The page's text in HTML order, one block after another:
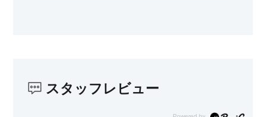
また、カウチのように足を伸ばしてくつろげるスタイルが理想
スタッフレビュー